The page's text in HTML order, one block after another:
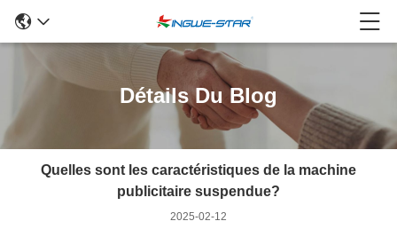
Détails Du Blog
Quelles sont les caractéristiques de la machine
publicitaire suspendue?
2025-02-12